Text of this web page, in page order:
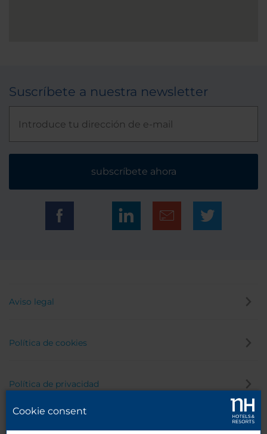
Suscríbete a nuestra newsletter
subscríbete ahora
Aviso legal
Política de cookies
Política de privacidad
Cookie consent